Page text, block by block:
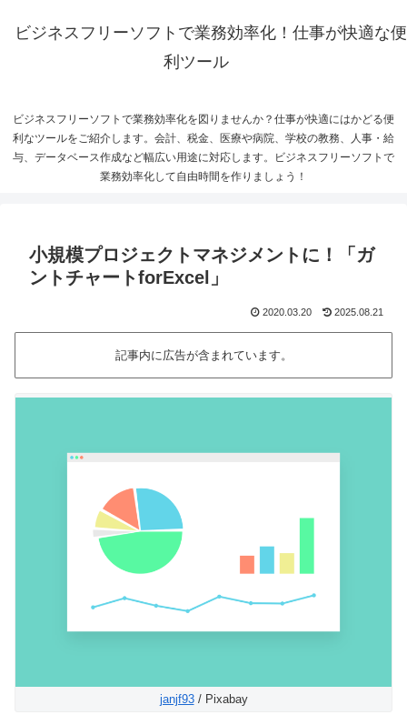
ビジネスフリーソフトで業務効率化！仕事が快適な便
利ツール
ビジネスフリーソフトで業務効率化を図りませんか？仕事が快適にはかどる便
利なツールをご紹介します。会計、税金、医療や病院、学校の教務、人事・給
与、データベース作成など幅広い用途に対応します。ビジネスフリーソフトで
業務効率化して自由時間を作りましょう！
小規模プロジェクトマネジメントに！「ガ
ントチャートforExcel」
2020.03.20 2025.08.21
記事内に広告が含まれています。
janjf93/ Pixabay